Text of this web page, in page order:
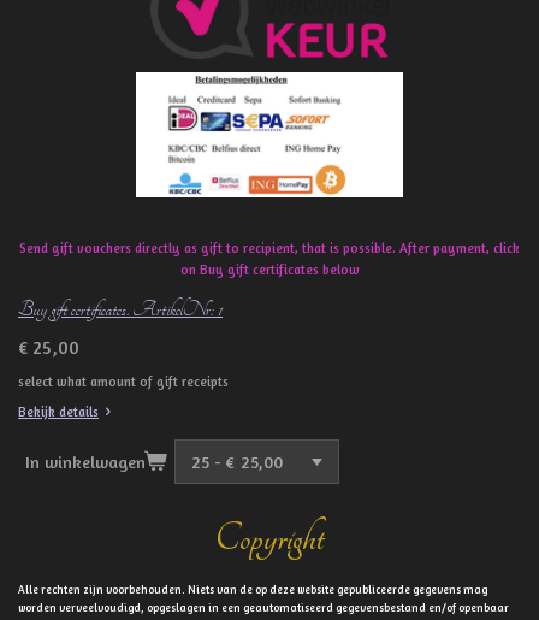
o
k
Send gift vouchers directly as gift to recipient, that is possible. After payment, click
on Buy gift certificates below
Buy gift certificates. ArtikelNr: 1
€ 25,00
select what amount of gift receipts
Bekijk details
In winkelwagen
Copyright
Alle rechten zijn voorbehouden. Niets van de op deze website gepubliceerde gegevens mag
worden verveelvoudigd, opgeslagen in een geautomatiseerd gegevensbestand en/of openbaar